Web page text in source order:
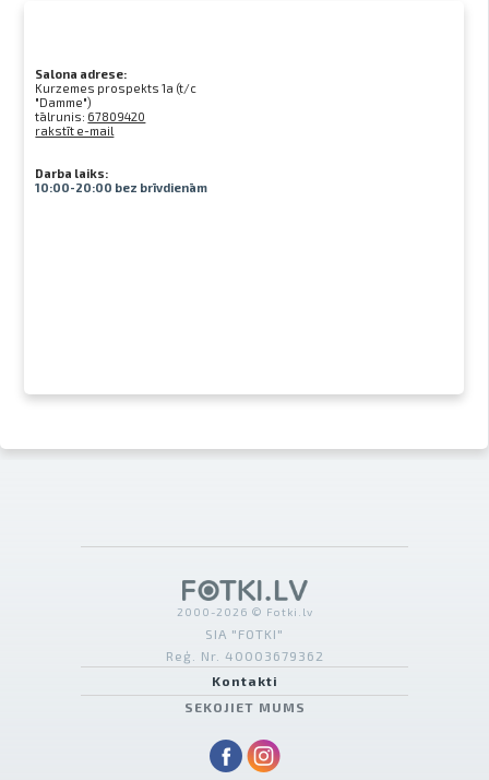
Salona adrese:
Kurzemes prospekts 1a (t/c
"Damme")
tālrunis: 67809420
rakstīt e-mail
Darba laiks:
10:00-20:00 bez brīvdienām
2000-2026 © Fotki.lv
SIA "FOTKI"
Reģ. Nr. 40003679362
Kontakti
SEKOJIET MUMS